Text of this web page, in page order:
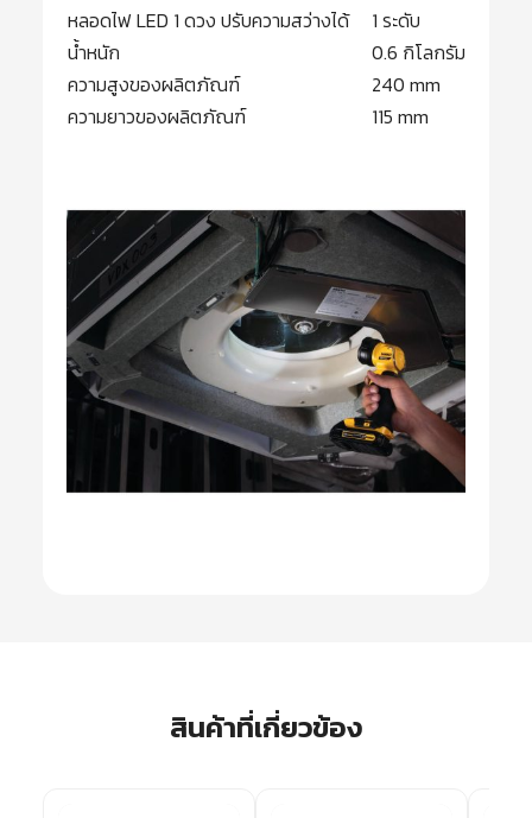
หลอดไฟ LED 1 ดวง ปรับความสว่างได้
1 ระดับ
น้ำหนัก
0.6 กิโลกรัม
ความสูงของผลิตภัณฑ์
240 mm
ความยาวของผลิตภัณฑ์
115 mm
สินค้าที่เกี่ยวข้อง